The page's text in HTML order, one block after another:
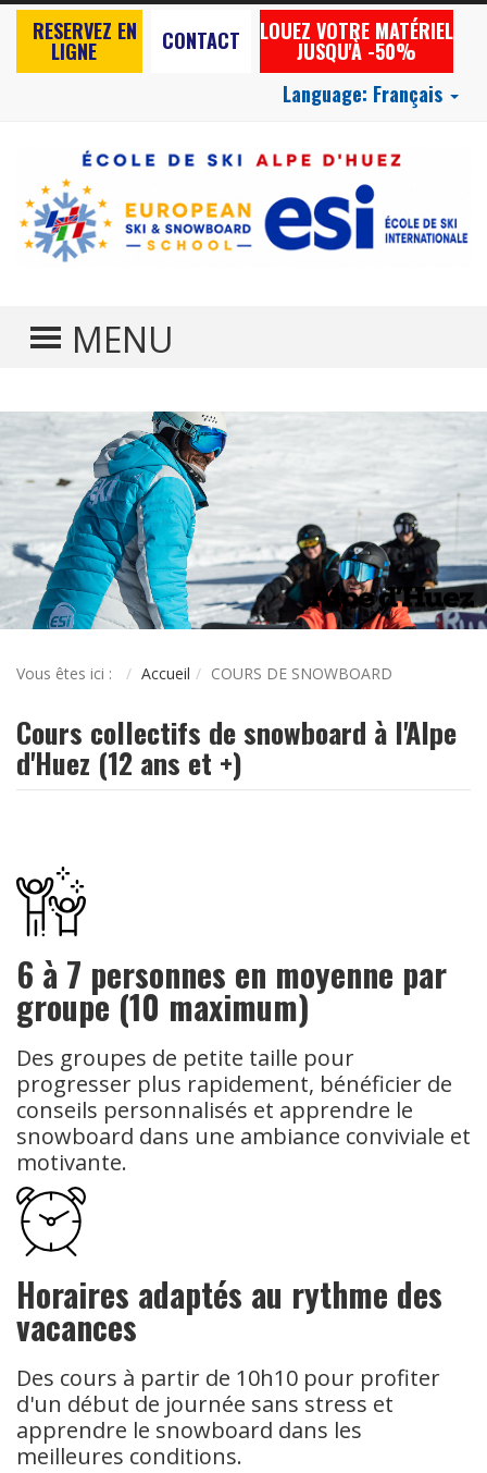
RESERVEZ EN
LIGNE CONTACT LOUEZ VOTRE MATÉRIEL
JUSQU'À -50%
Language: Français
TOGGLE MENU
Vous êtes ici : Accueil COURS DE SNOWBOARD
Cours collectifs de snowboard à l'Alpe
d'Huez (12 ans et +)
6 à 7 personnes en moyenne par
groupe (10 maximum)
Des groupes de petite taille pour
progresser plus rapidement, bénéficier de
conseils personnalisés et apprendre le
snowboard dans une ambiance conviviale et
motivante.
Horaires adaptés au rythme des
vacances
Des cours à partir de 10h10 pour profiter
d'un début de journée sans stress et
apprendre le snowboard dans les
meilleures conditions.